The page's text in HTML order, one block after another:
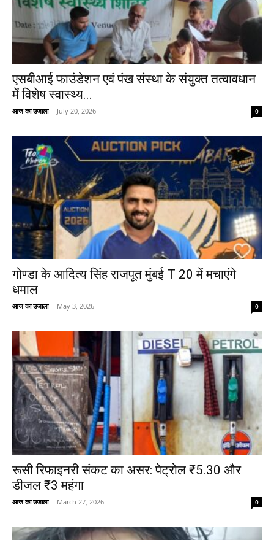
एसबीआई फाउंडेशन एवं पंख संस्था के संयुक्त तत्वावधान
में विशेष स्वास्थ्य...
आज का उजाला - July 20, 2026 0
गोण्डा के आदित्य सिंह राजपूत मुंबई T 20 में मचाएंगे
धमाल
आज का उजाला - May 3, 2026 0
रूसी रिफाइनरी संकट का असर: पेट्रोल ₹5.30 और
डीजल ₹3 महंगा
आज का उजाला - March 27, 2026 0